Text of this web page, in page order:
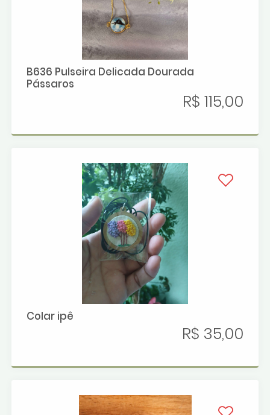
B636 Pulseira Delicada Dourada
Pássaros
R$ 115,00
Colar ipê
R$ 35,00